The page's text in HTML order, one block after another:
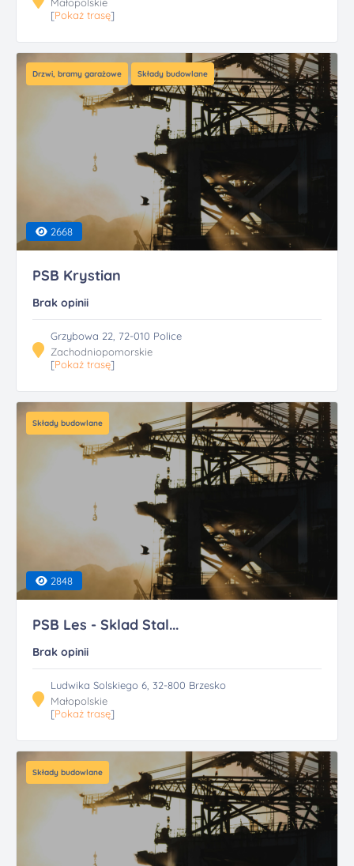
[Pokaż trasę]
Drzwi, bramy garażowe Składy budowlane
2668
PSB Krystian
Brak opinii
Grzybowa 22, 72-010 Police
Zachodniopomorskie
[Pokaż trasę]
Składy budowlane
2848
PSB Les - Sklad Stal...
Brak opinii
Ludwika Solskiego 6, 32-800 Brzesko
Małopolskie
[Pokaż trasę]
Składy budowlane